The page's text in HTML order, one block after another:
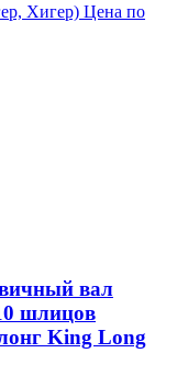
Хигер) Цена по
вал
шлицов
King Long